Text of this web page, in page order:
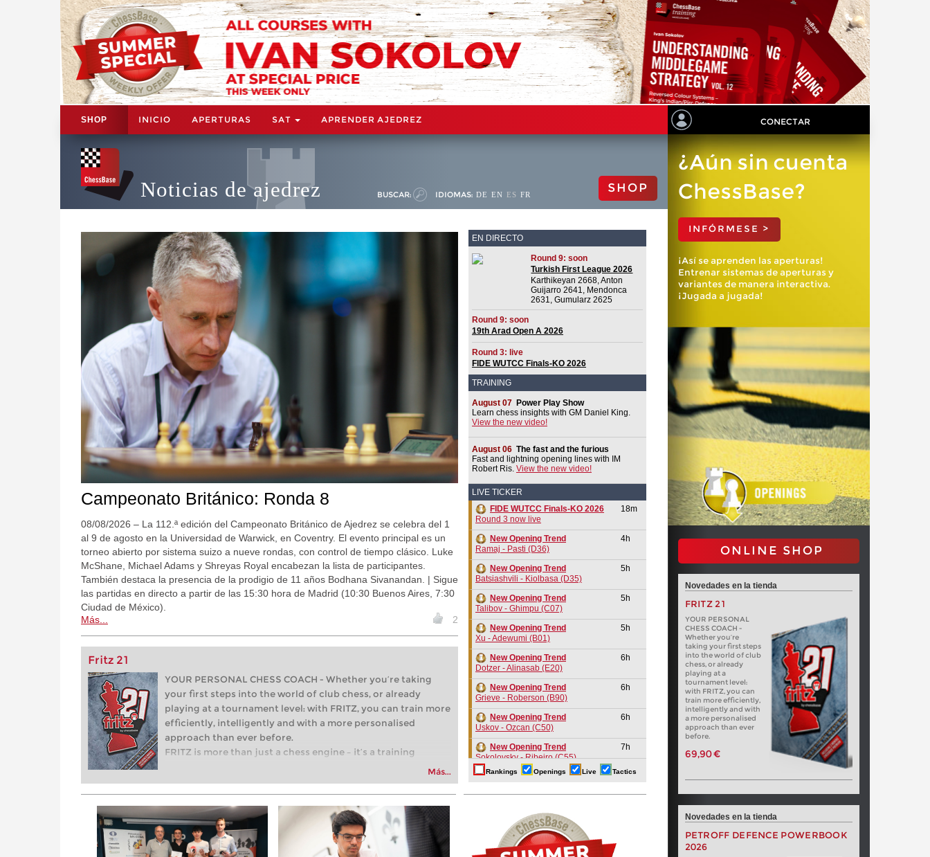
SHOP INICIO APERTURAS SAT APRENDER AJEDREZ CONECTAR
Noticias de ajedrez BUSCAR: IDIOMAS: DE EN ES FR SHOP
Campeonato Británico: Ronda 8
08/08/2026 – La 112.ª edición del Campeonato Británico de Ajedrez se celebra del 1
al 9 de agosto en la Universidad de Warwick, en Coventry. El evento principal es un
torneo abierto por sistema suizo a nueve rondas, con control de tiempo clásico. Luke
McShane, Michael Adams y Shreyas Royal encabezan la lista de participantes.
También destaca la presencia de la prodigio de 11 años Bodhana Sivanandan. | Sigue
las partidas en directo a partir de las 15:30 hora de Madrid (10:30 Buenos Aires, 7:30
Ciudad de México).
Más...
2
Fritz 21
YOUR PERSONAL CHESS COACH - Whether you’re taking
your first steps into the world of club chess, or already
playing at a tournament level: with FRITZ, you can train more
efficiently, intelligently and with a more personalised
approach than ever before.
FRITZ is more than just a chess engine – it’s a training
revolution! Whether you’re taking your first steps into the
world of club chess, or already playing at a tournament level:
with FRITZ, you can train more efficiently, intelligently and
with a more personalised approach than ever before.
Más...
EN DIRECTO
Round 9: soon
Turkish First League 2026
Karthikeyan 2668, Anton
Guijarro 2641, Mendonca
2631, Gumularz 2625
Round 9: soon
19th Arad Open A 2026
Round 3: live
FIDE WUTCC Finals-KO 2026
TRAINING
August 07 Power Play Show
Learn chess insights with GM Daniel King.
View the new video!
August 06 The fast and the furious
Fast and lightning opening lines with IM
Robert Ris. View the new video!
LIVE TICKER
FIDE WUTCC Finals-KO 2026
Round 3 now live
18m
New Opening Trend
Ramaj - Pasti (D36)
4h
New Opening Trend
Batsiashvili - Kiolbasa (D35)
5h
New Opening Trend
Talibov - Ghimpu (C07)
5h
New Opening Trend
Xu - Adewumi (B01)
5h
New Opening Trend
Dotzer - Alinasab (E20)
6h
New Opening Trend
Grieve - Roberson (B90)
6h
New Opening Trend
Uskov - Ozcan (C50)
6h
New Opening Trend
Sokolovsky - Ribeiro (C55)
7h
New Opening Trend
7h
Kuru - Demchenko (B32)
New Opening Trend
Fressinet - Cornette (C54)
Rankings Openings Live Tactics
¿Aún sin cuenta
ChessBase?
INFÓRMESE >
¡Así se aprenden las aperturas!
Entrenar sistemas de aperturas y
variantes de manera interactiva.
¡Jugada a jugada!
ONLINE SHOP
Novedades en la tienda
FRITZ 21
YOUR PERSONAL
CHESS COACH -
Whether you’re
taking your first steps
into the world of club
chess, or already
playing at a
tournament level:
with FRITZ, you can
train more efficiently,
intelligently and with
a more personalised
approach than ever
before.
69,90 €
Novedades en la tienda
PETROFF DEFENCE POWERBOOK
2026